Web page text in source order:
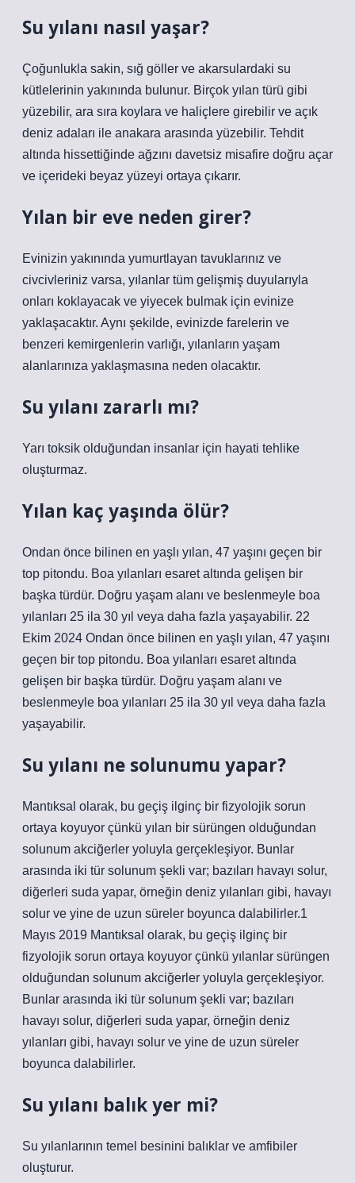
Su yılanı nasıl yaşar?
Çoğunlukla sakin, sığ göller ve akarsulardaki su
kütlelerinin yakınında bulunur. Birçok yılan türü gibi
yüzebilir, ara sıra koylara ve haliçlere girebilir ve açık
deniz adaları ile anakara arasında yüzebilir. Tehdit
altında hissettiğinde ağzını davetsiz misafire doğru açar
ve içerideki beyaz yüzeyi ortaya çıkarır.
Yılan bir eve neden girer?
Evinizin yakınında yumurtlayan tavuklarınız ve
civcivleriniz varsa, yılanlar tüm gelişmiş duyularıyla
onları koklayacak ve yiyecek bulmak için evinize
yaklaşacaktır. Aynı şekilde, evinizde farelerin ve
benzeri kemirgenlerin varlığı, yılanların yaşam
alanlarınıza yaklaşmasına neden olacaktır.
Su yılanı zararlı mı?
Yarı toksik olduğundan insanlar için hayati tehlike
oluşturmaz.
Yılan kaç yaşında ölür?
Ondan önce bilinen en yaşlı yılan, 47 yaşını geçen bir
top pitondu. Boa yılanları esaret altında gelişen bir
başka türdür. Doğru yaşam alanı ve beslenmeyle boa
yılanları 25 ila 30 yıl veya daha fazla yaşayabilir. 22
Ekim 2024 Ondan önce bilinen en yaşlı yılan, 47 yaşını
geçen bir top pitondu. Boa yılanları esaret altında
gelişen bir başka türdür. Doğru yaşam alanı ve
beslenmeyle boa yılanları 25 ila 30 yıl veya daha fazla
yaşayabilir.
Su yılanı ne solunumu yapar?
Mantıksal olarak, bu geçiş ilginç bir fizyolojik sorun
ortaya koyuyor çünkü yılan bir sürüngen olduğundan
solunum akciğerler yoluyla gerçekleşiyor. Bunlar
arasında iki tür solunum şekli var; bazıları havayı solur,
diğerleri suda yapar, örneğin deniz yılanları gibi, havayı
solur ve yine de uzun süreler boyunca dalabilirler.1
Mayıs 2019 Mantıksal olarak, bu geçiş ilginç bir
fizyolojik sorun ortaya koyuyor çünkü yılanlar sürüngen
olduğundan solunum akciğerler yoluyla gerçekleşiyor.
Bunlar arasında iki tür solunum şekli var; bazıları
havayı solur, diğerleri suda yapar, örneğin deniz
yılanları gibi, havayı solur ve yine de uzun süreler
boyunca dalabilirler.
Su yılanı balık yer mi?
Su yılanlarının temel besinini balıklar ve amfibiler
oluşturur.